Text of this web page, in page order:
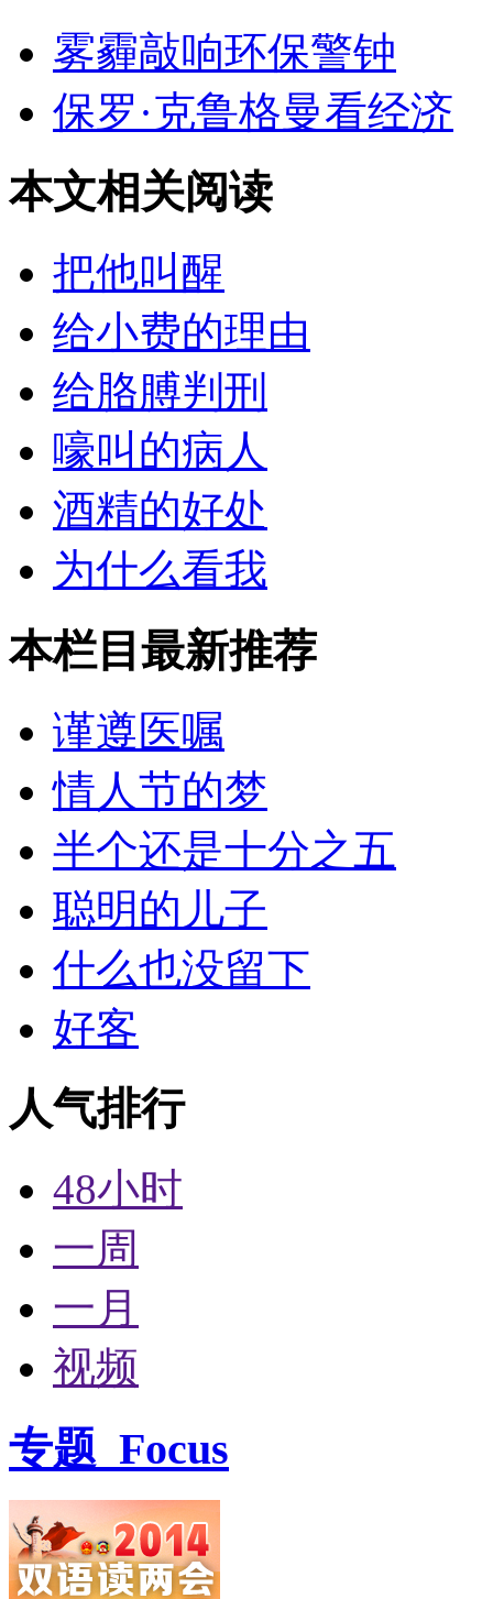
雾霾敲响环保警钟
保罗·克鲁格曼看经济
本文相关阅读
把他叫醒
给小费的理由
给胳膊判刑
嚎叫的病人
酒精的好处
为什么看我
本栏目最新推荐
谨遵医嘱
情人节的梦
半个还是十分之五
聪明的儿子
什么也没留下
好客
人气排行
48小时
一周
一月
视频
专题 Focus